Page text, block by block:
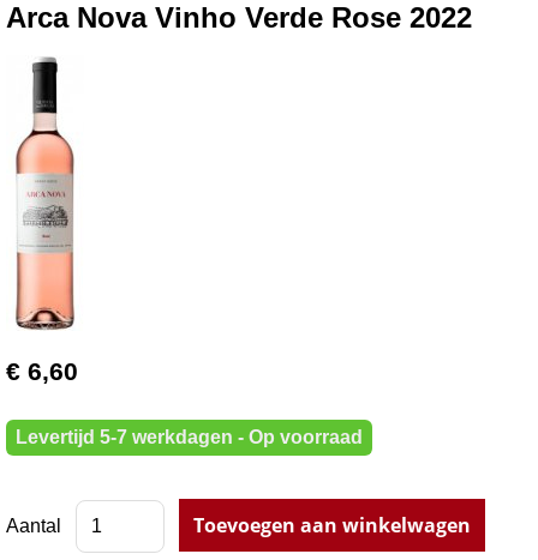
Arca Nova Vinho Verde Rose 2022
€ 6,60
Levertijd 5-7 werkdagen - Op voorraad
Aantal